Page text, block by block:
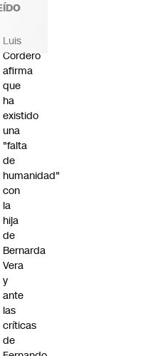
Luis
Cordero
afirma
que
ha
existido
una
"falta
de
humanidad"
con
la
hija
de
Bernarda
Vera
y
ante
las
críticas
de